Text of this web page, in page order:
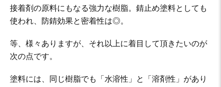
接着剤の原料にもなる強力な樹脂。錆止め塗料としても
使われ、防錆効果と密着性は◎。
等、様々ありますが、それ以上に着目して頂きたいのが
次の点です。
塗料には、同じ樹脂でも「水溶性」と「溶剤性」があり